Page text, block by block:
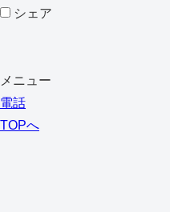
シェア
メニュー
電話
TOPへ